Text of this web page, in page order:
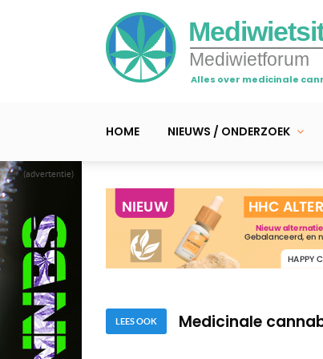
(advertentie)
Mediwietforum
Alles over medicinale
HOME NIEUWS / ONDERZOEK
LEES OOK
Medicinale
Medicinale
Medicinale